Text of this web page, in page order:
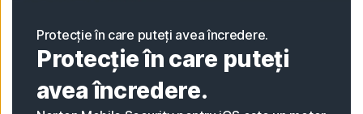
Protecție în care puteți avea încredere.
Protecție în care puteți
avea încredere.